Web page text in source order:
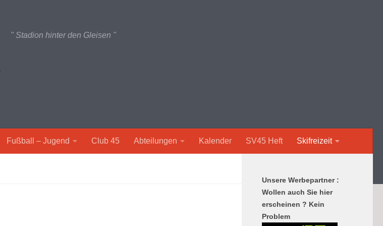
" Stadion hinter den Gleisen "
Fußball – Jugend Club 45 Abteilungen Kalender SV45 Heft Skifreizeit
Unsere Werbepartner :
Wollen auch Sie hier
erscheinen ? Kein
Problem